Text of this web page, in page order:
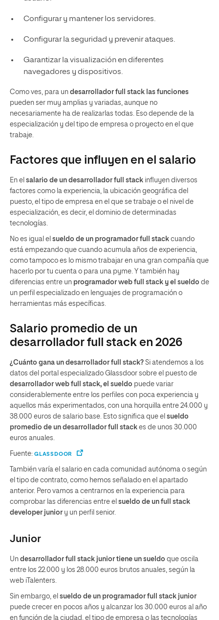
Configurar y mantener los servidores.
Configurar la seguridad y prevenir ataques.
Garantizar la visualización en diferentes
navegadores y dispositivos.
Como ves, para un desarrollador full stack las funciones
pueden ser muy amplias y variadas, aunque no
necesariamente ha de realizarlas todas. Eso depende de la
especialización y del tipo de empresa o proyecto en el que
trabaje.
Factores que influyen en el salario
En el salario de un desarrollador full stack influyen diversos
factores como la experiencia, la ubicación geográfica del
puesto, el tipo de empresa en el que se trabaje o el nivel de
especialización, es decir, el dominio de determinadas
tecnologías.
No es igual el sueldo de un programador full stack cuando
está empezando que cuando acumula años de experiencia,
como tampoco es lo mismo trabajar en una gran compañía que
hacerlo por tu cuenta o para una pyme. Y también hay
diferencias entre un programador web full stack y el sueldo de
un perfil especializado en lenguajes de programación o
herramientas más específicas.
Salario promedio de un
desarrollador full stack en 2026
¿Cuánto gana un desarrollador full stack? Si atendemos a los
datos del portal especializado Glassdoor sobre el puesto de
desarrollador web full stack, el sueldo puede variar
considerablemente entre los perfiles con poca experiencia y
aquellos más experimentados, con una horquilla entre 24.000 y
38.000 euros de salario base. Esto significa que el sueldo
promedio de un desarrollador full stack es de unos 30.000
euros anuales.
Fuente: GLASSDOOR
También varía el salario en cada comunidad autónoma o según
el tipo de contrato, como hemos señalado en el apartado
anterior. Pero vamos a centrarnos en la experiencia para
comprobar las diferencias entre el sueldo de un full stack
developer junior y un perfil senior.
Junior
Un desarrollador full stack junior tiene un sueldo que oscila
entre los 22.000 y los 28.000 euros brutos anuales, según la
web iTalenters.
Sin embargo, el sueldo de un programador full stack junior
puede crecer en pocos años y alcanzar los 30.000 euros al año
en función de la ciudad, el tipo de empresa o las tecnologías